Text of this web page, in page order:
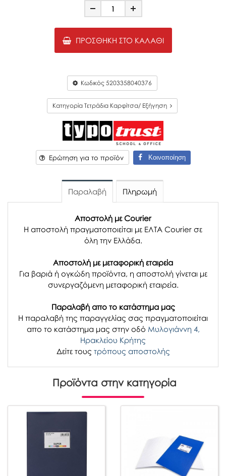
Minus Plus
ΠΡΟΣΘΉΚΗ ΣΤΟ ΚΑΛΆΘΙ
Κωδικός 5203358040376
Κατηγορία Τετράδια Καρφίτσα/ Εξήγηση
Ερώτηση για το προϊόν Κοινοποίηση
Παραλαβή Πληρωμή
Αποστολή με Courier
Η αποστολή πραγματοποιείται με ΕΛΤΑ Courier σε
όλη την Ελλάδα.
Αποστολή με μεταφορική εταιρεία
Για βαριά ή ογκώδη προϊόντα, η αποστολή γίνεται με
συνεργαζόμενη μεταφορική εταιρεία.
Παραλαβή απο το κατάστημα μας
H παραλαβή της παραγγελίας σας πραγματοποιείται
απο το κατάστημα μας στην οδό Μυλογιάννη 4,
Ηρακλείου Κρήτης
Δείτε τους τρόπους αποστολής
Προϊόντα στην κατηγορία